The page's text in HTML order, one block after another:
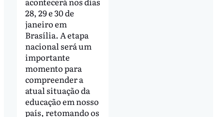
28, 29 e 30 de
janeiro em
Brasília. A etapa
nacional será um
importante
momento para
compreender a
atual situação da
educação em nosso
país, retomando os